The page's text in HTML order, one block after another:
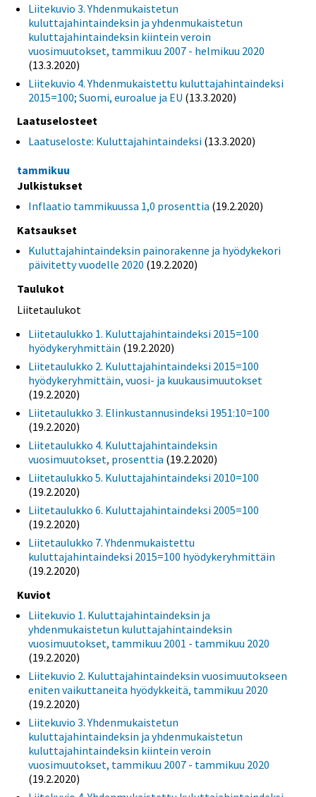
Liitekuvio 3. Yhdenmukaistetun
kuluttajahintaindeksin ja yhdenmukaistetun
kuluttajahintaindeksin kiintein veroin
vuosimuutokset, tammikuu 2007 - helmikuu 2020
(13.3.2020)
Liitekuvio 4. Yhdenmukaistettu kuluttajahintaindeksi
2015=100; Suomi, euroalue ja EU (13.3.2020)
Laatuselosteet
Laatuseloste: Kuluttajahintaindeksi (13.3.2020)
tammikuu
Julkistukset
Inflaatio tammikuussa 1,0 prosenttia (19.2.2020)
Katsaukset
Kuluttajahintaindeksin painorakenne ja hyödykekori
päivitetty vuodelle 2020 (19.2.2020)
Taulukot
Liitetaulukot
Liitetaulukko 1. Kuluttajahintaindeksi 2015=100
hyödykeryhmittäin (19.2.2020)
Liitetaulukko 2. Kuluttajahintaindeksi 2015=100
hyödykeryhmittäin, vuosi- ja kuukausimuutokset
(19.2.2020)
Liitetaulukko 3. Elinkustannusindeksi 1951:10=100
(19.2.2020)
Liitetaulukko 4. Kuluttajahintaindeksin
vuosimuutokset, prosenttia (19.2.2020)
Liitetaulukko 5. Kuluttajahintaindeksi 2010=100
(19.2.2020)
Liitetaulukko 6. Kuluttajahintaindeksi 2005=100
(19.2.2020)
Liitetaulukko 7. Yhdenmukaistettu
kuluttajahintaindeksi 2015=100 hyödykeryhmittäin
(19.2.2020)
Kuviot
Liitekuvio 1. Kuluttajahintaindeksin ja
yhdenmukaistetun kuluttajahintaindeksin
vuosimuutokset, tammikuu 2001 - tammikuu 2020
(19.2.2020)
Liitekuvio 2. Kuluttajahintaindeksin vuosimuutokseen
eniten vaikuttaneita hyödykkeitä, tammikuu 2020
(19.2.2020)
Liitekuvio 3. Yhdenmukaistetun
kuluttajahintaindeksin ja yhdenmukaistetun
kuluttajahintaindeksin kiintein veroin
vuosimuutokset, tammikuu 2007 - tammikuu 2020
(19.2.2020)